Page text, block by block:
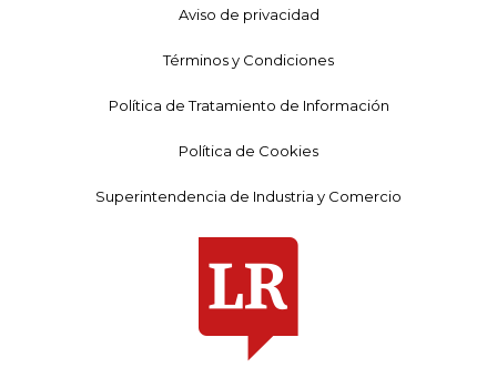
Aviso de privacidad
Términos y Condiciones
Política de Tratamiento de Información
Política de Cookies
Superintendencia de Industria y Comercio